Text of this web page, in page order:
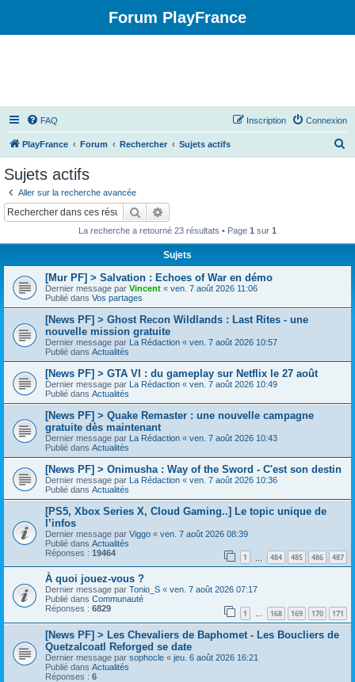
Forum PlayFrance
FAQ Connexion
Inscription
PlayFrance Forum Rechercher Sujets actifs
Sujets actifs
Aller sur la recherche avancée
Rechercher
La recherche a retourné 23 résultats • Page 1 sur 1
Sujets
[Mur PF] > Salvation : Echoes of War en démo
Dernier message par Vincent « ven. 7 août 2026 11:06
Publié dans Vos partages
[News PF] > Ghost Recon Wildlands : Last Rites - une
nouvelle mission gratuite
Dernier message par La Rédaction « ven. 7 août 2026 10:57
Publié dans Actualités
[News PF] > GTA VI : du gameplay sur Netflix le 27 août
Dernier message par La Rédaction « ven. 7 août 2026 10:49
Publié dans Actualités
[News PF] > Quake Remaster : une nouvelle campagne
gratuite dès maintenant
Dernier message par La Rédaction « ven. 7 août 2026 10:43
Publié dans Actualités
[News PF] > Onimusha : Way of the Sword - C'est son destin
Dernier message par La Rédaction « ven. 7 août 2026 10:36
Publié dans Actualités
[PS5, Xbox Series X, Cloud Gaming..] Le topic unique de
l’infos
Dernier message par Viggo « ven. 7 août 2026 08:39
Publié dans Actualités
Réponses : 19464 1 484 485 486 487
À quoi jouez-vous ?
Dernier message par Tonio_S « ven. 7 août 2026 07:17
Publié dans Communauté
Réponses : 6829 1 … 168 169 170 171
[News PF] > Les Chevaliers de Baphomet - Les Boucliers de
Quetzalcoatl Reforged se date
Dernier message par sophocle « jeu. 6 août 2026 16:21
Publié dans Actualités
Réponses : 6